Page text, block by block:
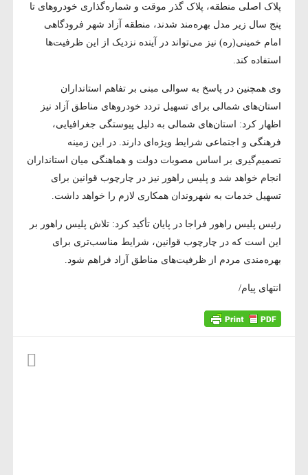
پلاک اصلی منطقه، پلاک گذر موقت و شماره‌گذاری خودروهای تا
پنج سال زیر مدل بهره‌مند شدند، منطقه آزاد شهر فرودگاهی
امام خمینی(ره) نیز می‌تواند در آینده نزدیک از این ظرفیت‌ها
استفاده کند.
وی همچنین در پاسخ به سوالی مبنی بر تفاهم استانداران
استان‌های شمالی برای تسهیل تردد خودروهای مناطق آزاد نیز
اظهار کرد: استان‌های شمالی به دلیل پیوستگی جغرافیایی،
فرهنگی و اجتماعی شرایط ویژه‌ای دارند. در این زمینه
تصمیم‌گیری بر اساس مصوبات دولت و هماهنگی میان استانداران
انجام خواهد شد و پلیس راهور نیز در چارچوب قوانین برای
تسهیل خدمات به شهروندان همکاری لازم را خواهد داشت.
رئیس پلیس راهور فراجا در پایان تأکید کرد: تلاش پلیس راهور بر
این است که در چارچوب قوانین، شرایط مناسب‌تری برای
بهره‌مندی مردم از ظرفیت‌های مناطق آزاد فراهم شود.
انتهای پیام/